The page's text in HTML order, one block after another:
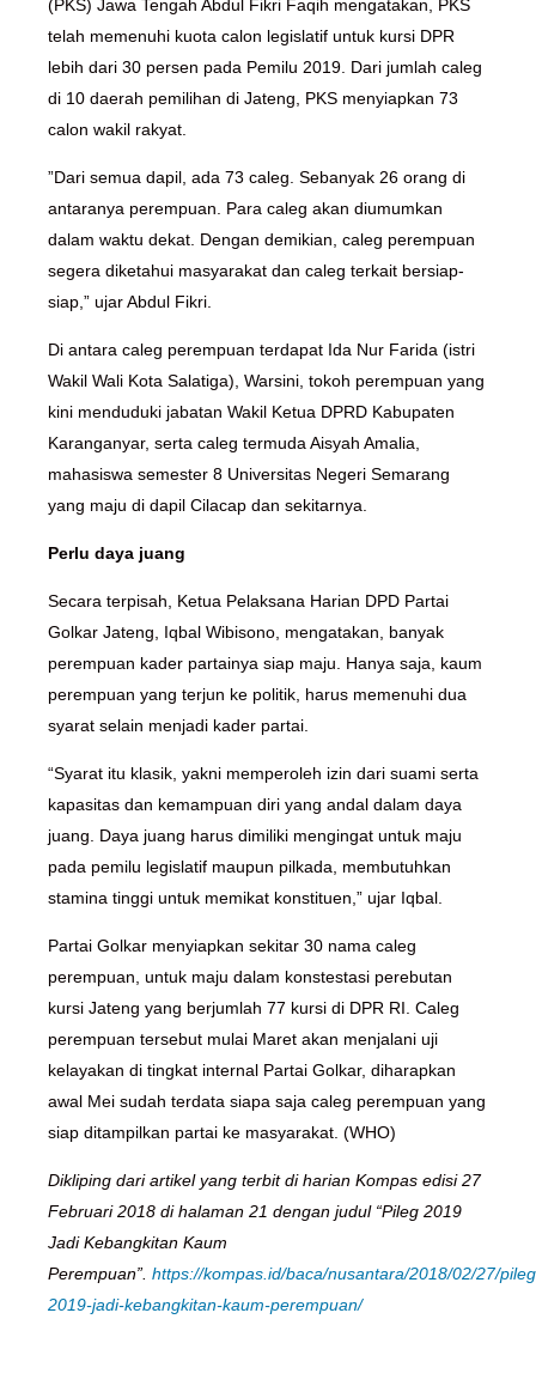
(PKS) Jawa Tengah Abdul Fikri Faqih mengatakan, PKS
telah memenuhi kuota calon legislatif untuk kursi DPR
lebih dari 30 persen pada Pemilu 2019. Dari jumlah caleg
di 10 daerah pemilihan di Jateng, PKS menyiapkan 73
calon wakil rakyat.
”Dari semua dapil, ada 73 caleg. Sebanyak 26 orang di
antaranya perempuan. Para caleg akan diumumkan
dalam waktu dekat. Dengan demikian, caleg perempuan
segera diketahui masyarakat dan caleg terkait bersiap-
siap,” ujar Abdul Fikri.
Di antara caleg perempuan terdapat Ida Nur Farida (istri
Wakil Wali Kota Salatiga), Warsini, tokoh perempuan yang
kini menduduki jabatan Wakil Ketua DPRD Kabupaten
Karanganyar, serta caleg termuda Aisyah Amalia,
mahasiswa semester 8 Universitas Negeri Semarang
yang maju di dapil Cilacap dan sekitarnya.
Perlu daya juang
Secara terpisah, Ketua Pelaksana Harian DPD Partai
Golkar Jateng, Iqbal Wibisono, mengatakan, banyak
perempuan kader partainya siap maju. Hanya saja, kaum
perempuan yang terjun ke politik, harus memenuhi dua
syarat selain menjadi kader partai.
“Syarat itu klasik, yakni memperoleh izin dari suami serta
kapasitas dan kemampuan diri yang andal dalam daya
juang. Daya juang harus dimiliki mengingat untuk maju
pada pemilu legislatif maupun pilkada, membutuhkan
stamina tinggi untuk memikat konstituen,” ujar Iqbal.
Partai Golkar menyiapkan sekitar 30 nama caleg
perempuan, untuk maju dalam konstestasi perebutan
kursi Jateng yang berjumlah 77 kursi di DPR RI. Caleg
perempuan tersebut mulai Maret akan menjalani uji
kelayakan di tingkat internal Partai Golkar, diharapkan
awal Mei sudah terdata siapa saja caleg perempuan yang
siap ditampilkan partai ke masyarakat. (WHO)
Dikliping dari artikel yang terbit di harian Kompas edisi 27
Februari 2018 di halaman 21 dengan judul “Pileg 2019
Jadi Kebangkitan Kaum
Perempuan”. https://kompas.id/baca/nusantara/2018/02/27/
2019-jadi-kebangkitan-kaum-perempuan/